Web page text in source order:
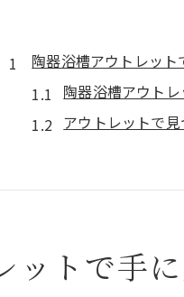
陶器浴槽アウトレッ
陶器浴槽アウト
アウトレットで
自宅に取り入れ
驚きの価格で陶器浴
ットで手